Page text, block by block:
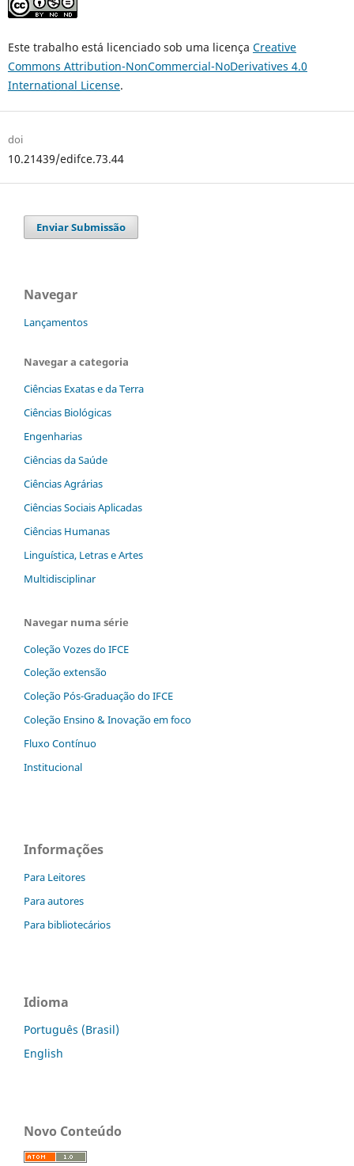
Este trabalho está licenciado sob uma licença Creative
Commons Attribution-NonCommercial-NoDerivatives 4.0
International License.
doi
10.21439/edifce.73.44
Enviar Submissão
Navegar
Lançamentos
Navegar a categoria
Ciências Exatas e da Terra
Ciências Biológicas
Engenharias
Ciências da Saúde
Ciências Agrárias
Ciências Sociais Aplicadas
Ciências Humanas
Linguística, Letras e Artes
Multidisciplinar
Navegar numa série
Coleção Vozes do IFCE
Coleção extensão
Coleção Pós-Graduação do IFCE
Coleção Ensino & Inovação em foco
Fluxo Contínuo
Institucional
Informações
Para Leitores
Para autores
Para bibliotecários
Idioma
Português (Brasil)
English
Novo Conteúdo